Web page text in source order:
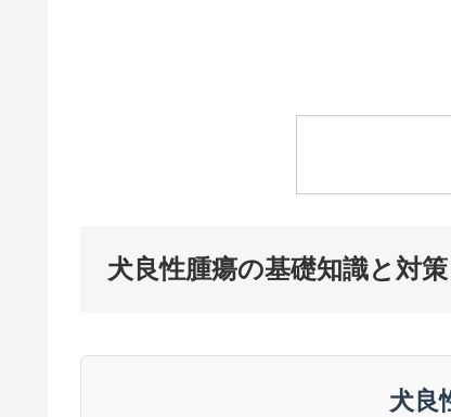
犬良性腫瘍の基礎知識と対策
犬良